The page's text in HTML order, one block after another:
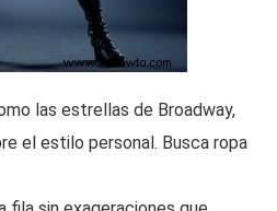
las estrellas de Broadway,
el estilo personal. Busca ropa